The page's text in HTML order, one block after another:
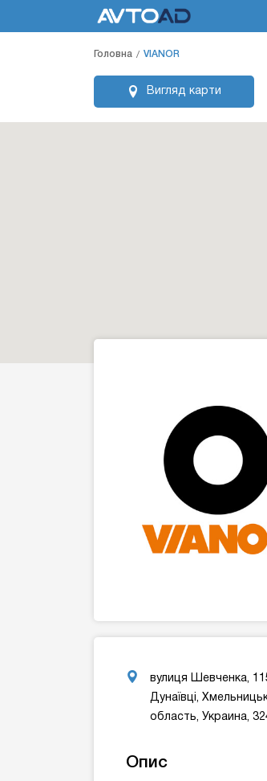
Головна VIANOR
Вигляд карти
вулиця Шевченка,
Дунаївці,
область, Украина,
Опис